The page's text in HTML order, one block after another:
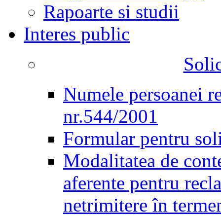
Rapoarte si studii
Interes public
Numele persoanei
nr.544/2001
Formular pentru
Modalitatea de
aferente pentru
netrimitere în